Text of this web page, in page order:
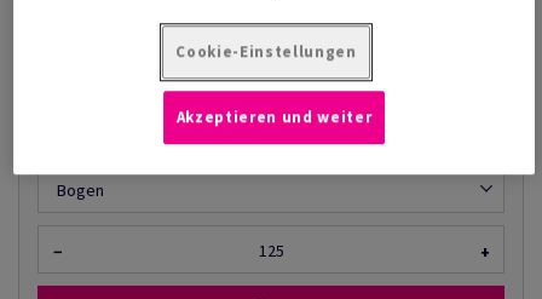
CHF 1'727.55
LIEFERBAR AB 10/08/2026
Mengenumrechner
Bogen
− +
Cookie-Einstellungen
Akzeptieren und weiter